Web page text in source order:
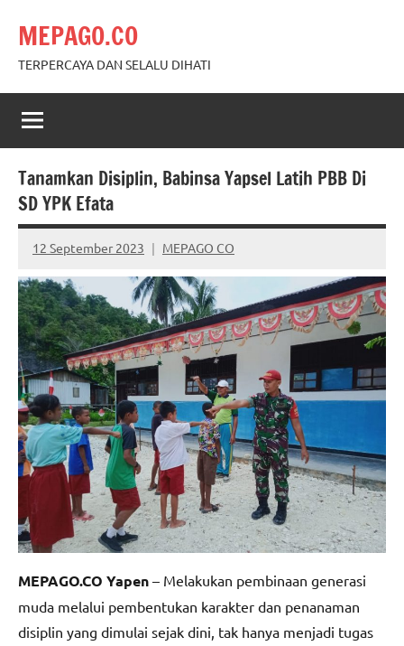
content
MEPAGO.CO
TERPERCAYA DAN SELALU DIHATI
Tanamkan Disiplin, Babinsa Yapsel Latih PBB Di
SD YPK Efata
12 September 2023 MEPAGO CO
No
comments
MEPAGO.CO Yapen – Melakukan pembinaan generasi
muda melalui pembentukan karakter dan penanaman
disiplin yang dimulai sejak dini, tak hanya menjadi tugas